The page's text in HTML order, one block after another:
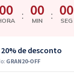
00 : 00
MIN : 00
SEG
de desconto
GRAN20-OFF